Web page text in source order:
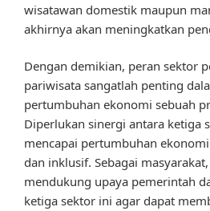
wisatawan domestik maupun
akhirnya akan meningkatkan
Dengan demikian, peran sektor
pariwisata sangatlah penting
pertumbuhan ekonomi sebuah
Diperlukan sinergi antara ketiga
mencapai pertumbuhan
dan inklusif. Sebagai
mendukung upaya pemerintah
ketiga sektor ini agar dapat